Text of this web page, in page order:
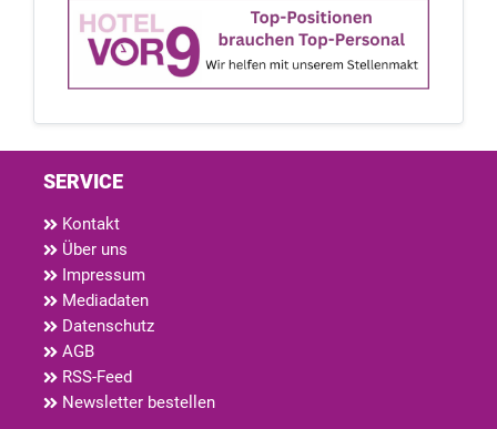
SERVICE
Kontakt
Über uns
Impressum
Mediadaten
Datenschutz
AGB
RSS-Feed
Newsletter bestellen